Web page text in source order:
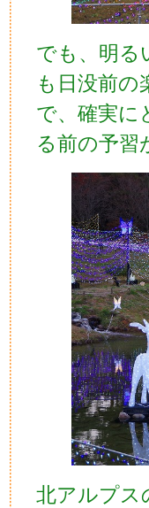
でも、明る
も日没前の
で、確実に
る前の予習
北アルプス